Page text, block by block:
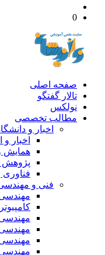
صفحه اصلی
تالار گفتگو
نولکس
مطالب تخصصی
اخبار و دانشگاه
اخبار و
همایش و
پژوهش و
فناوری و
فنی و مهندسی
مهندسی برق
کامپیوتر و
مهندسی
مهندسی
مهندسی
مهندسی